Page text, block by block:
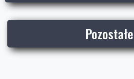
Pozostałe